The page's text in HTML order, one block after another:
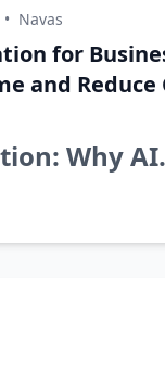
• Navas
for
and Reduce
Why